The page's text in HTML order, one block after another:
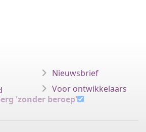
'zonder beroep'
Nieuwsbrief
Voor ontwikkelaars